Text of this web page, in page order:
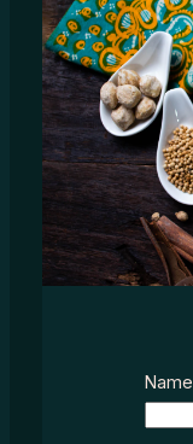
Name